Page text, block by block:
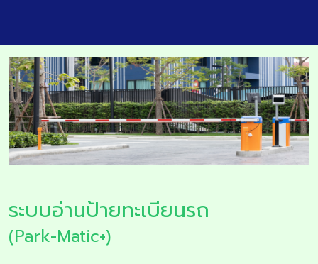
ระบบอ่านป้ายทะเบียนรถ
(Park-Matic+)